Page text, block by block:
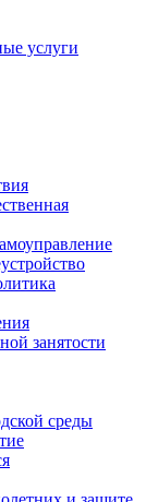
услуги
занятости
среды